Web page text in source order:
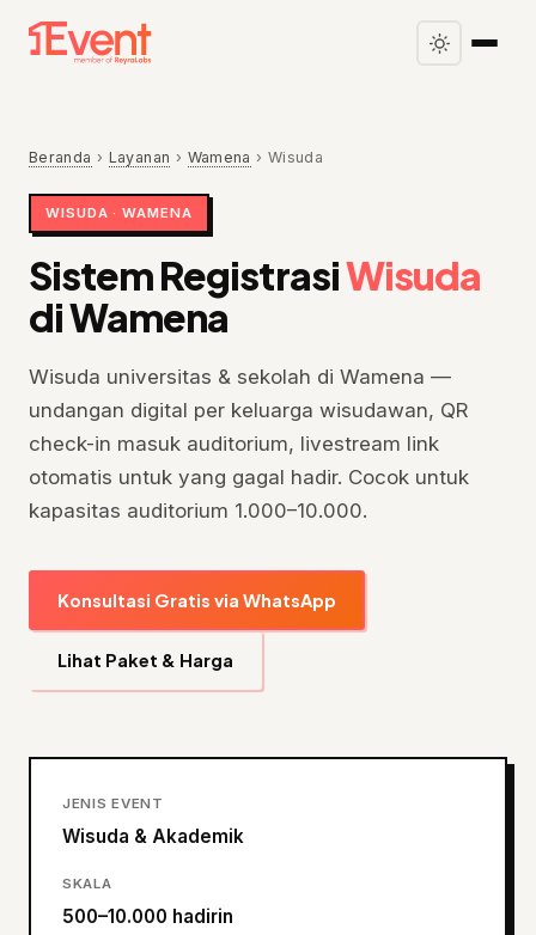
Beranda › Layanan › Wamena › Wisuda
WISUDA · WAMENA
Sistem RegistrasiWisuda
di Wamena
Wisuda universitas & sekolah di Wamena —
undangan digital per keluarga wisudawan, QR
check-in masuk auditorium, livestream link
otomatis untuk yang gagal hadir. Cocok untuk
kapasitas auditorium 1.000–10.000.
Konsultasi Gratis via WhatsApp
Lihat Paket & Harga
JENIS EVENT
Wisuda & Akademik
SKALA
500–10.000 hadirin